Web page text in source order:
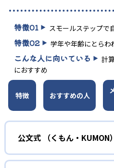
特徴01 スモールステップで
特徴02 学年や年齢にとらわ
こんな人に向いている
計
におすすめ
特徴 おすすめの人
公文式 （くもん・KUMON
01
無学年式